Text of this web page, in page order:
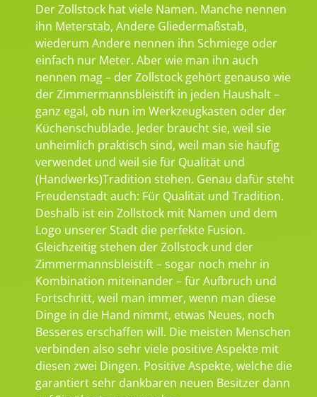
Der Zollstock hat viele Namen. Manche nennen
ihn Meterstab, Andere Gliedermaßstab,
wiederum Andere nennen ihn Schmiege oder
einfach nur Meter. Aber wie man ihn auch
nennen mag – der Zollstock gehört genauso wie
der Zimmermannsbleistift in jeden Haushalt –
ganz egal, ob nun im Werkzeugkasten oder der
Küchenschublade. Jeder braucht sie, weil sie
unheimlich praktisch sind, weil man sie häufig
verwendet und weil sie für Qualität und
(Handwerks)Tradition stehen. Genau dafür steht
Freudenstadt auch: Für Qualität und Tradition.
Deshalb ist ein Zollstock mit Namen und dem
Logo unserer Stadt die perfekte Fusion.
Gleichzeitig stehen der Zollstock und der
Zimmermannsbleistift – sogar noch mehr in
Kombination miteinander – für Aufbruch und
Fortschritt, weil man immer, wenn man diese
Dinge in die Hand nimmt, etwas Neues, noch
Besseres erschaffen will. Die meisten Menschen
verbinden also sehr viele positive Aspekte mit
diesen zwei Dingen. Positive Aspekte, welche die
garantiert sehr dankbaren neuen Besitzer dann